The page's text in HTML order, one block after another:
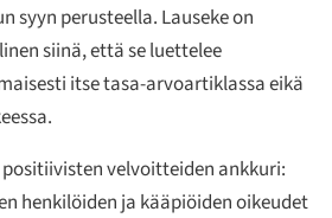
syyn perusteella. Lauseke on
siinä, että se luettelee
itse tasa-arvoartiklassa eikä
positiivisten velvoitteiden ankkuri:
henkilöiden ja kääpiöiden oikeudet